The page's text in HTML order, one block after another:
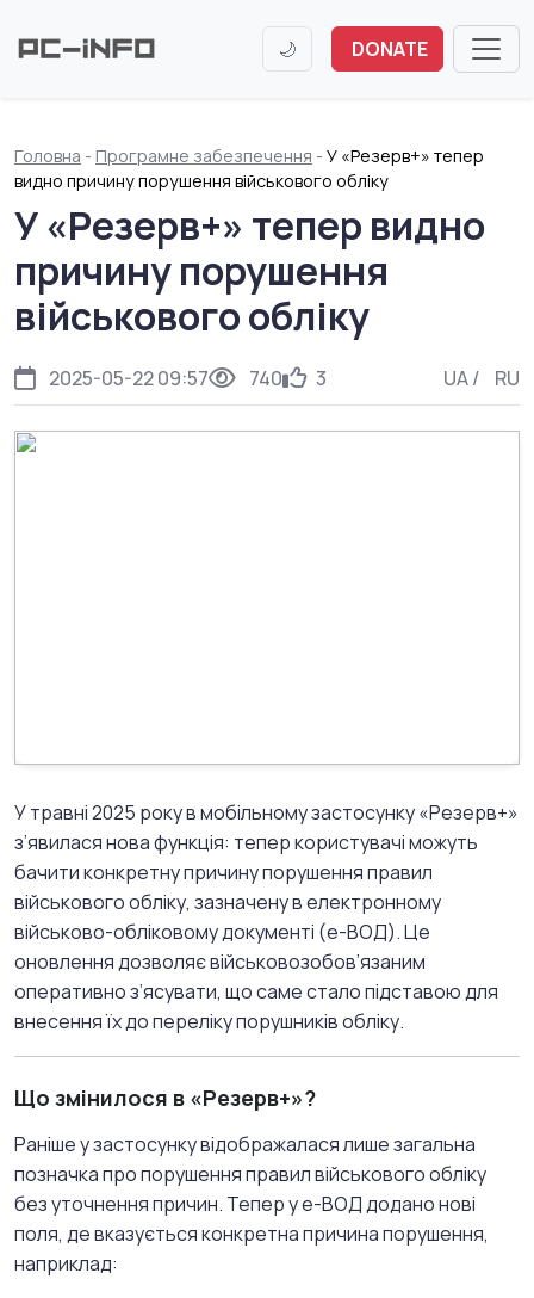
🌙 DONATE
Головна - Програмне забезпечення -У «Резерв+» тепер
видно причину порушення військового обліку
У «Резерв+» тепер видно
причину порушення
військового обліку
2025-05-22 09:57 740 3 UA/ RU
У травні 2025 року в мобільному застосунку «Резерв+»
з’явилася нова функція: тепер користувачі можуть
бачити конкретну причину порушення правил
військового обліку, зазначену в електронному
військово-обліковому документі (е-ВОД).Це
оновлення дозволяє військовозобов’язаним
оперативно з’ясувати, що саме стало підставою для
внесення їх до переліку порушників обліку.
Що змінилося в «Резерв+»?
Раніше у застосунку відображалася лише загальна
позначка про порушення правил військового обліку
без уточнення причин. Тепер у е-ВОД додано нові
поля, де вказується конкретна причина порушення,
наприклад: